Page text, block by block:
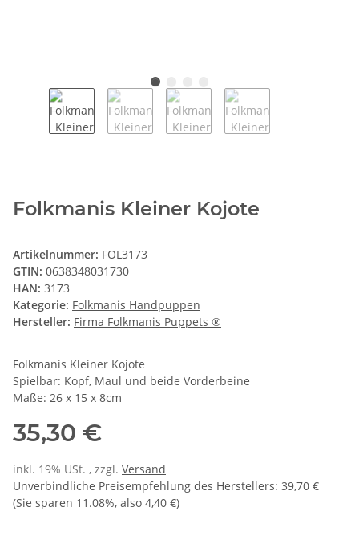
Folkmanis Kleiner Kojote
Artikelnummer: FOL3173
GTIN: 0638348031730
HAN: 3173
Kategorie: Folkmanis Handpuppen
Hersteller: Firma Folkmanis Puppets ®
Folkmanis Kleiner Kojote
Spielbar: Kopf, Maul und beide Vorderbeine
Maße: 26 x 15 x 8cm
35,30 €
inkl. 19% USt. , zzgl. Versand
Unverbindliche Preisempfehlung des Herstellers: 39,70 €
(Sie sparen 11.08%, also 4,40 €)